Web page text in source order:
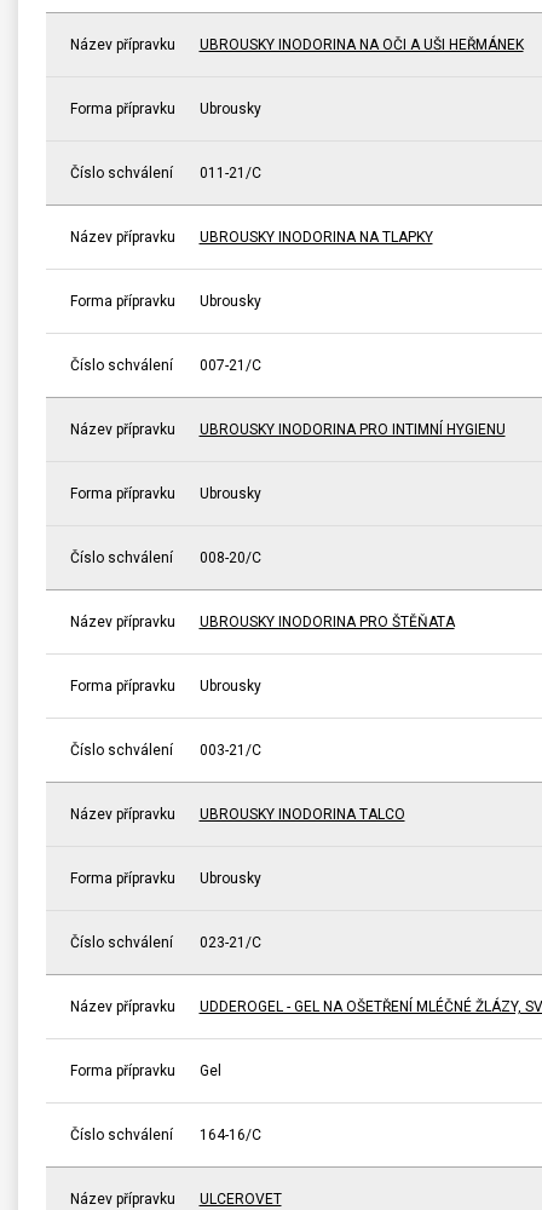
Název přípravku UBROUSKY INODORINA NA OČI A UŠI HEŘMÁNEK
Forma přípravku Ubrousky
Číslo schválení 011-21/C
Název přípravku UBROUSKY INODORINA NA TLAPKY
Forma přípravku Ubrousky
Číslo schválení 007-21/C
Název přípravku UBROUSKY INODORINA PRO INTIMNÍ HYGIENU
Forma přípravku Ubrousky
Číslo schválení 008-20/C
Název přípravku UBROUSKY INODORINA PRO ŠTĚŇATA
Forma přípravku Ubrousky
Číslo schválení 003-21/C
Název přípravku UBROUSKY INODORINA TALCO
Forma přípravku Ubrousky
Číslo schválení 023-21/C
Název přípravku UDDEROGEL - GEL NA OŠETŘENÍ MLÉČNÉ ŽLÁZY,
Forma přípravku Gel
Číslo schválení 164-16/C
Název přípravku ULCEROVET